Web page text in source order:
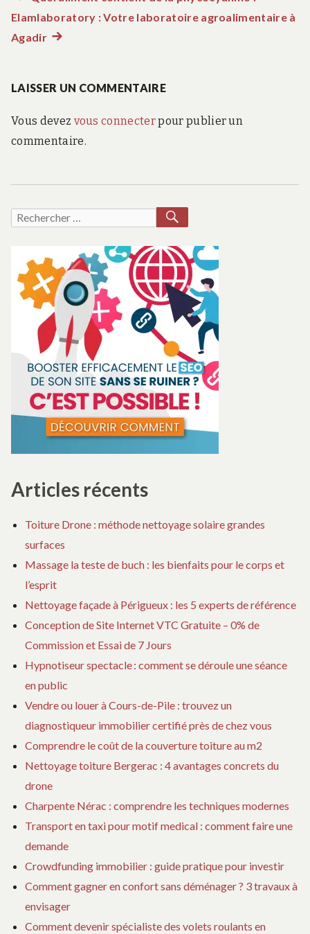
de
précédent :
Elamlaboratory : Votre laboratoire agroalimentaire à
AgadirArticle
LAISSER UN COMMENTAIRE
Vous devez vous connecterpour publier un
commentaire.
Recherche
Articles récents
Toiture Drone : méthode nettoyage solaire grandes
surfaces
Massage la teste de buch : les bienfaits pour le corps et
l’esprit
Nettoyage façade à Périgueux : les 5 experts de référence
Conception de Site Internet VTC Gratuite – 0% de
Commission et Essai de 7 Jours
Hypnotiseur spectacle : comment se déroule une séance
en public
Vendre ou louer à Cours-de-Pile : trouvez un
diagnostiqueur immobilier certifié près de chez vous
Comprendre le coût de la couverture toiture au m2
Nettoyage toiture Bergerac : 4 avantages concrets du
drone
Charpente Nérac : comprendre les techniques modernes
Transport en taxi pour motif medical : comment faire une
demande
Crowdfunding immobilier : guide pratique pour investir
Comment gagner en confort sans déménager ? 3 travaux à
envisager
Comment devenir spécialiste des volets roulants en